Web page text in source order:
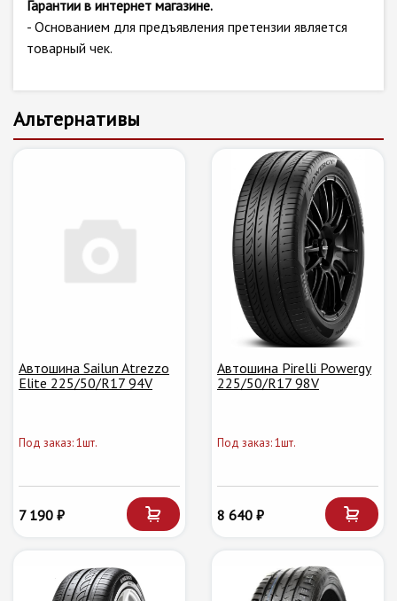
Гарантии в интернет магазине.
- Основанием для предъявления претензии является
товарный чек.
Альтернативы
Автошина Sailun Atrezzo
Elite 225/50/R17 94V
Под заказ: 1шт.
7 190 ₽
Автошина Pirelli Powergy
225/50/R17 98V
Под заказ: 1шт.
8 640 ₽